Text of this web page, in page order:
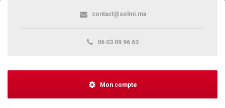
contact@solmi.ma
06 03 09 96 63
Mon compte